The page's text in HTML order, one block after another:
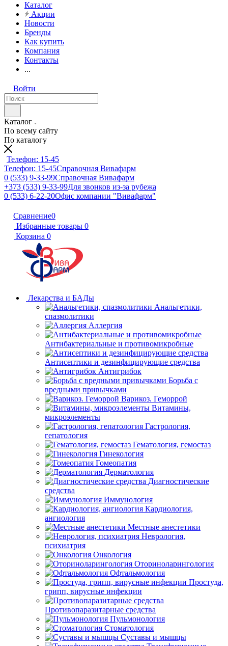
Каталог
Акции
Новости
Бренды
Как купить
Компания
Контакты
...
Войти
Каталог
По всему сайту
По каталогу
Телефон: 15-45
Телефон: 15-45Справочная Вивафарм
0 (533) 9-33-99Справочная Вивафарм
+373 (533) 9-33-99Для звонков из-за рубежа
0 (533) 6-22-20Офис компании "Вивафарм"
Сравнение0
Избранные товары 0
Корзина 0
Лекарства и БАДы
Анальгетики,
спазмолитики
Аллергия
Антибактериальные и противомикробные
Антисептики и дезинфицирующие средства
Антигрибок
Борьба с
вредными привычками
Варикоз. Геморрой
Витамины,
микроэлементы
Гастрология,
гепатология
Гематология, гемостаз
Гинекология
Гомеопатия
Дерматология
Диагностические
средства
Иммунология
Кардиология,
ангиология
Местные анестетики
Неврология,
психиатрия
Онкология
Оториноларингология
Офтальмология
Простуда,
грипп, вирусные инфекции
Противопаразитарные средства
Пульмонология
Стоматология
Суставы и мышцы